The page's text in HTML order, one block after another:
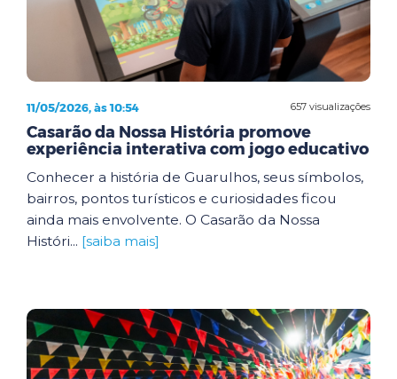
657 visualizações
11/05/2026, às 10:54
Casarão da Nossa História promove
experiência interativa com jogo educativo
Conhecer a história de Guarulhos, seus símbolos,
bairros, pontos turísticos e curiosidades ficou
ainda mais envolvente. O Casarão da Nossa
Históri... [saiba mais]